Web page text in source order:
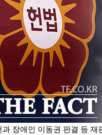
장애인 이동권 판결 등 재